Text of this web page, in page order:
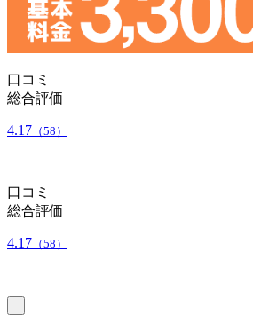
口コミ
総合評価
4.17 （58）
口コミ
総合評価
4.17 （58）